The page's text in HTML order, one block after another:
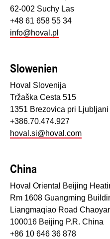
62-002 Suchy Las
+48 61 658 55 34
info@hoval.pl
Slowenien
Hoval Slovenija
Tržaška Cesta 515
1351 Brezovica pri Ljubljani
+386.70.474.927
hoval.si@hoval.com
China
Hoval Oriental Beijing
Rm 1608 Guangming
Liangmaqiao Road
100016 Beijing P.R. China
+86 10 646 36 878